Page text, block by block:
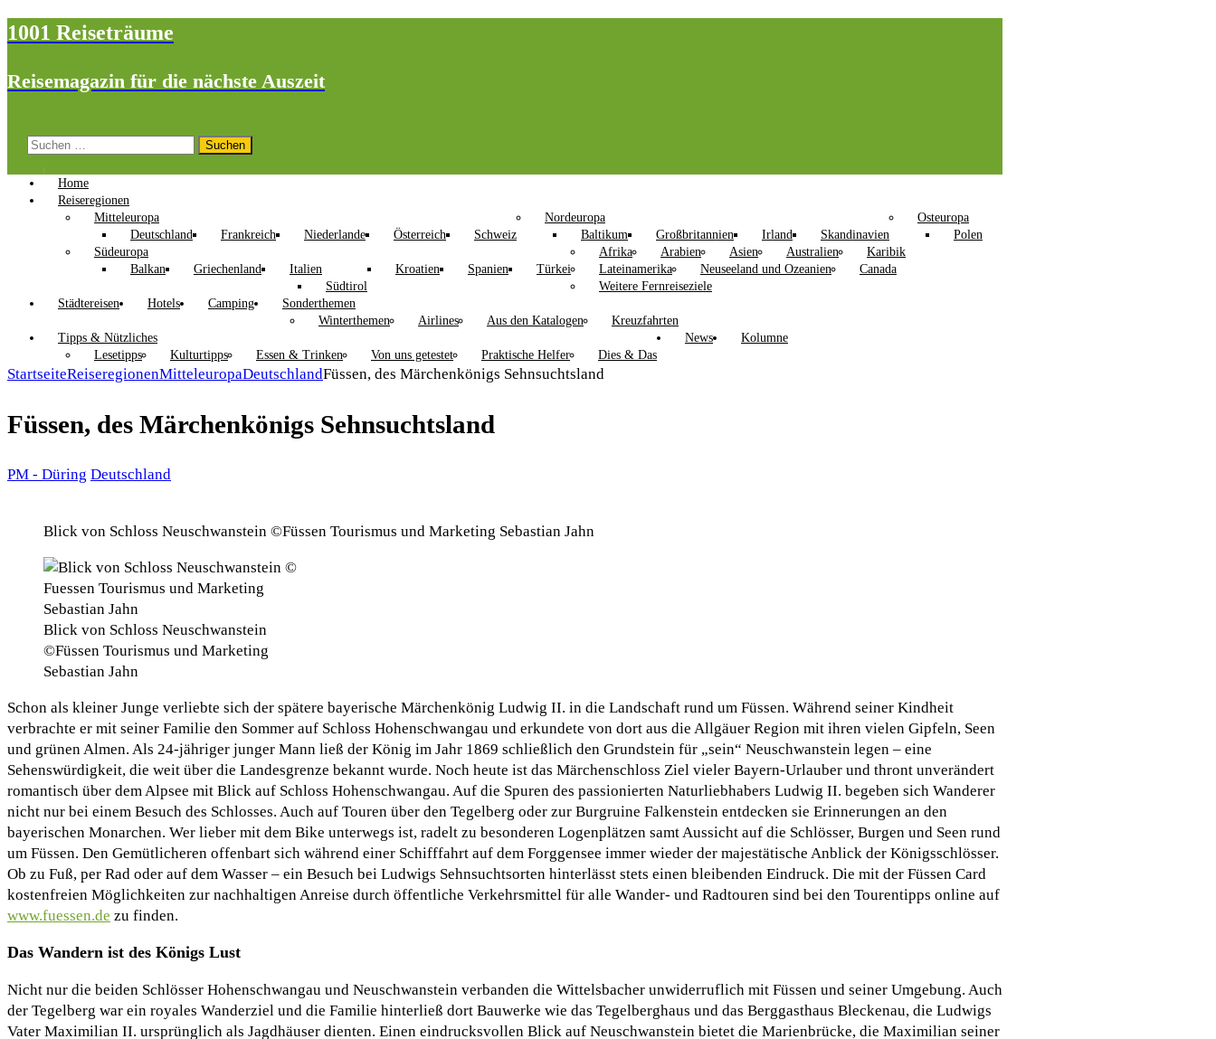
1001 Reiseträume
Reisemagazin für die nächste Auszeit
Suchen
Home
Reiseregionen
Mitteleuropa
Deutschland
Frankreich Niederlande Österreich Schweiz
Nordeuropa
Baltikum
Großbritannien Irland Skandinavien
Osteuropa
Polen
Südeuropa
Balkan
Griechenland
Italien
Südtirol
Kroatien Spanien Türkei
Afrika Arabien Asien Australien
Karibik
Lateinamerika
Neuseeland und Ozeanien
Canada
Weitere Fernreiseziele
Städtereisen
Hotels Camping
Sonderthemen
Winterthemen
Airlines Aus den Katalogen
Kreuzfahrten
Tipps & Nützliches
Lesetipps
Kulturtipps Essen & Trinken Von uns getestet Praktische Helfer Dies & Das
News Kolumne
StartseiteReiseregionenMitteleuropaDeutschlandFüssen, des Märchenkönigs Sehnsuchtsland
Füssen, des Märchenkönigs Sehnsuchtsland
PM - Düring Deutschland
Blick von Schloss Neuschwanstein ©Füssen Tourismus und Marketing Sebastian Jahn
Blick von Schloss Neuschwanstein
©Füssen Tourismus und Marketing
Sebastian Jahn
Schon als kleiner Junge verliebte sich der spätere bayerische Märchenkönig Ludwig II. in die Landschaft rund um Füssen. Während seiner Kindheit
verbrachte er mit seiner Familie den Sommer auf Schloss Hohenschwangau und erkundete von dort aus die Allgäuer Region mit ihren vielen Gipfeln, Seen
und grünen Almen. Als 24-jähriger junger Mann ließ der König im Jahr 1869 schließlich den Grundstein für „sein“ Neuschwanstein legen – eine
Sehenswürdigkeit, die weit über die Landesgrenze bekannt wurde. Noch heute ist das Märchenschloss Ziel vieler Bayern-Urlauber und thront unverändert
romantisch über dem Alpsee mit Blick auf Schloss Hohenschwangau. Auf die Spuren des passionierten Naturliebhabers Ludwig II. begeben sich Wanderer
nicht nur bei einem Besuch des Schlosses. Auch auf Touren über den Tegelberg oder zur Burgruine Falkenstein entdecken sie Erinnerungen an den
bayerischen Monarchen. Wer lieber mit dem Bike unterwegs ist, radelt zu besonderen Logenplätzen samt Aussicht auf die Schlösser, Burgen und Seen rund
um Füssen. Den Gemütlicheren offenbart sich während einer Schifffahrt auf dem Forggensee immer wieder der majestätische Anblick der Königsschlösser.
Ob zu Fuß, per Rad oder auf dem Wasser – ein Besuch bei Ludwigs Sehnsuchtsorten hinterlässt stets einen bleibenden Eindruck. Die mit der Füssen Card
kostenfreien Möglichkeiten zur nachhaltigen Anreise durch öffentliche Verkehrsmittel für alle Wander- und Radtouren sind bei den Tourentipps online auf
www.fuessen.de zu finden.
Das Wandern ist des Königs Lust
Nicht nur die beiden Schlösser Hohenschwangau und Neuschwanstein verbanden die Wittelsbacher unwiderruflich mit Füssen und seiner Umgebung. Auch
der Tegelberg war ein royales Wanderziel und die Familie hinterließ dort Bauwerke wie das Tegelberghaus und das Berggasthaus Bleckenau, die Ludwigs
Vater Maximilian II. ursprünglich als Jagdhäuser dienten. Einen eindrucksvollen Blick auf Neuschwanstein bietet die Marienbrücke, die Maximilian seiner